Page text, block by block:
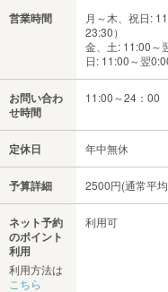
営業時間
月～木、祝日:
23:30）
金、土: 11:00～
日: 11:00～翌
お問い合わ
せ時間
11:00～24：00
定休日 年中無休
予算詳細 2500円(通常平
ネット予約
のポイント
利用
利用方法は
こちら
利用可